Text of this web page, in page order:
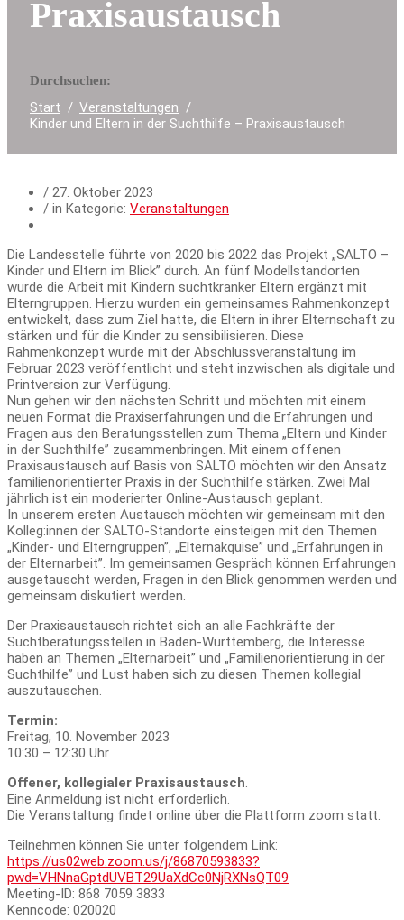
Praxisaustausch
Durchsuchen:
Start
Veranstaltungen
Kinder und Eltern in der Suchthilfe – Praxisaustausch
/ 27. Oktober 2023
/ in Kategorie: Veranstaltungen
Die Landesstelle führte von 2020 bis 2022 das Projekt „SALTO –
Kinder und Eltern im Blick” durch. An fünf Modellstandorten
wurde die Arbeit mit Kindern suchtkranker Eltern ergänzt mit
Elterngruppen. Hierzu wurden ein gemeinsames Rahmenkonzept
entwickelt, dass zum Ziel hatte, die Eltern in ihrer Elternschaft zu
stärken und für die Kinder zu sensibilisieren. Diese
Rahmenkonzept wurde mit der Abschlussveranstaltung im
Februar 2023 veröffentlicht und steht inzwischen als digitale und
Printversion zur Verfügung.
Nun gehen wir den nächsten Schritt und möchten mit einem
neuen Format die Praxiserfahrungen und die Erfahrungen und
Fragen aus den Beratungsstellen zum Thema „Eltern und Kinder
in der Suchthilfe” zusammenbringen. Mit einem offenen
Praxisaustausch auf Basis von SALTO möchten wir den Ansatz
familienorientierter Praxis in der Suchthilfe stärken. Zwei Mal
jährlich ist ein moderierter Online-Austausch geplant.
In unserem ersten Austausch möchten wir gemeinsam mit den
Kolleg:innen der SALTO-Standorte einsteigen mit den Themen
„Kinder- und Elterngruppen”, „Elternakquise” und „Erfahrungen in
der Elternarbeit”. Im gemeinsamen Gespräch können Erfahrungen
ausgetauscht werden, Fragen in den Blick genommen werden und
gemeinsam diskutiert werden.
Der Praxisaustausch richtet sich an alle Fachkräfte der
Suchtberatungsstellen in Baden-Württemberg, die Interesse
haben an Themen „Elternarbeit” und „Familienorientierung in der
Suchthilfe” und Lust haben sich zu diesen Themen kollegial
auszutauschen.
Termin:
Freitag, 10. November 2023
10:30 – 12:30 Uhr
Offener, kollegialer Praxisaustausch.
Eine Anmeldung ist nicht erforderlich.
Die Veranstaltung findet online über die Plattform zoom statt.
Teilnehmen können Sie unter folgendem Link:
https://us02web.zoom.us/j/86870593833?
pwd=VHNnaGptdUVBT29UaXdCc0NjRXNsQT09
Meeting-ID: 868 7059 3833
Kenncode: 020020